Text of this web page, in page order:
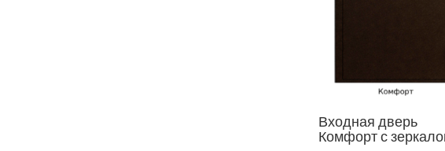
Входная дверь
Комфорт с